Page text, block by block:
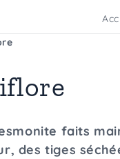
faits
des tiges